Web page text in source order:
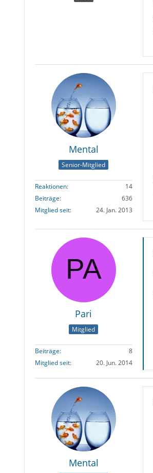
Mental
Senior-Mitglied
Reaktionen
14
Beiträge
636
Mitglied seit
24. Jan. 2013
Pari
Mitglied
Beiträge
8
Mitglied seit
20. Jun. 2014
Mental